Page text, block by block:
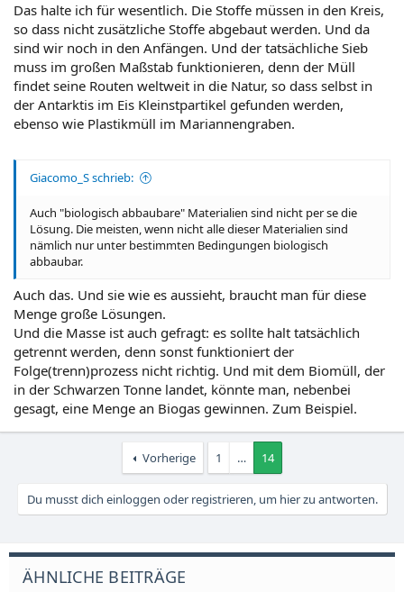
Das halte ich für wesentlich. Die Stoffe müssen in den Kreis,
so dass nicht zusätzliche Stoffe abgebaut werden. Und da
sind wir noch in den Anfängen. Und der tatsächliche Sieb
muss im großen Maßstab funktionieren, denn der Müll
findet seine Routen weltweit in die Natur, so dass selbst in
der Antarktis im Eis Kleinstpartikel gefunden werden,
ebenso wie Plastikmüll im Mariannengraben.
Giacomo_S schrieb:
Auch "biologisch abbaubare" Materialien sind nicht per se die
Lösung. Die meisten, wenn nicht alle dieser Materialien sind
nämlich nur unter bestimmten Bedingungen biologisch
abbaubar.
Auch das. Und sie wie es aussieht, braucht man für diese
Menge große Lösungen.
Und die Masse ist auch gefragt: es sollte halt tatsächlich
getrennt werden, denn sonst funktioniert der
Folge(trenn)prozess nicht richtig. Und mit dem Biomüll, der
in der Schwarzen Tonne landet, könnte man, nebenbei
gesagt, eine Menge an Biogas gewinnen. Zum Beispiel.
Vorherige 1 … 14
Du musst dich einloggen oder registrieren, um hier zu antworten.
ÄHNLICHE BEITRÄGE